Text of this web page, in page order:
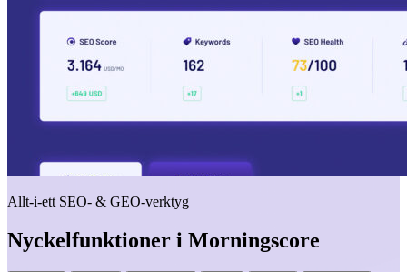
Allt-i-ett SEO- & GEO-verktyg
Nyckelfunktioner i Morningscore